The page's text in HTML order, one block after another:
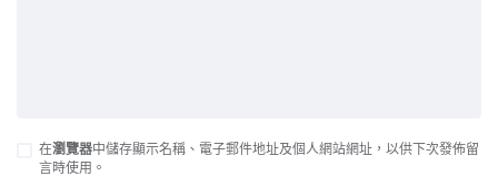
在瀏覽器中儲存顯示名稱、電子郵件地址及個人網站網址，以供下次發佈留
言時使用。